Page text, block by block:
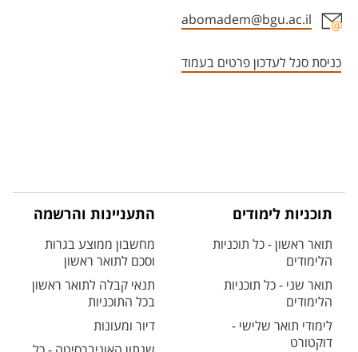
abomadem@bgu.ac.il
כניסת סגל לעדכון פרטים בעמוד
תוכניות לימודים
תואר ראשון - כל תוכניות
הלימודים
תואר שני - כל תוכניות
הלימודים
לימודי תואר שלישי -
דוקטורט
התעניינות והרשמה
מחשבון ממוצע בגרות
וסכם לתואר ראשון
תנאי קבלה לתואר ראשון
בכל התוכניות
דיור ומעונות